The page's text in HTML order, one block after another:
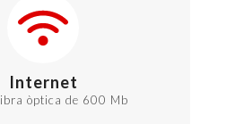
Internet
òptica de 600 Mb